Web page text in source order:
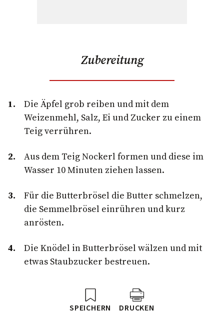
Zubereitung
Die Äpfel grob reiben und mit dem
Weizenmehl, Salz, Ei und Zucker zu einem
Teig verrühren.
Aus dem Teig Nockerl formen und diese im
Wasser 10 Minuten ziehen lassen.
Für die Butterbrösel die Butter schmelzen,
die Semmelbrösel einrühren und kurz
anrösten.
Die Knödel in Butterbrösel wälzen und mit
etwas Staubzucker bestreuen.
SPEICHERN DRUCKEN